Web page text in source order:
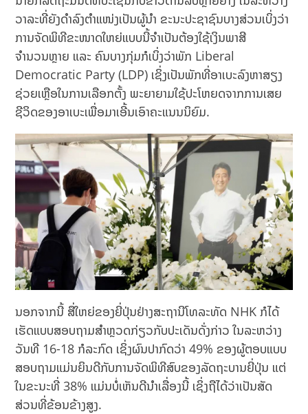
ວາລະທີ່ຍັງດຳລົງຕໍາແໜ່ງເປັນຜູ້ນຳ ຂະນະປະຊາຊົນບາງສ່ວນເບິ່ງວ່າ
ການຈັດພິທີຂະໜາດໃຫຍ່ແບບນີ້ຈຳເປັນຕ້ອງໃຊ້ເງິນພາສີ
ຈຳນວນຫຼາຍ ແລະ ຄົນບາງກຸ່ມກໍເບິ່ງວ່າພັກ Liberal
Democratic Party (LDP) ເຊິ່ງເປັນພັກທີ່ອາເບະລົງຫາສຽງ
ຊ່ວຍເຫຼືອໃນການເລືອກຕັ້ງ ພະຍາຍາມໃຊ້ປະໂຫຍດຈາກການເສຍ
ຊີວິດຂອງອາເບະເພື່ອມາເອີ້ນເອົາຄະແນນນິຍົມ.
ນອກຈາກນີ້ ສື່ໃຫຍ່ຂອງຍີ່ປຸ່ນຢ່າງສະຖານີໂທລະທັດ NHK ກໍໄດ້
ເຮັດແບບສອບຖາມສຳຫຼວດກ່ຽວກັບປະເດັນດັ່ງກ່າວ ໃນລະຫວ່າງ
ວັນທີ 16-18 ກໍລະກົດ ເຊິ່ງຜົນປາກົດວ່າ 49% ຂອງຜູ້ຕອບແບບ
ສອບຖາມແມ່ນຍິນດີກັບການຈັດພິທີສົບຂອງລັດຖະບານຍີ່ປຸ່ນ ແຕ່
ໃນຂະນະທີ່ 38% ແມ່ນບໍ່ເຫັນດີນຳເລື່ອງນີ້ ເຊິ່ງຖືໄດ້ວ່າເປັນສັດ
ສ່ວນທີ່ຂ້ອນຂ້າງສູງ.